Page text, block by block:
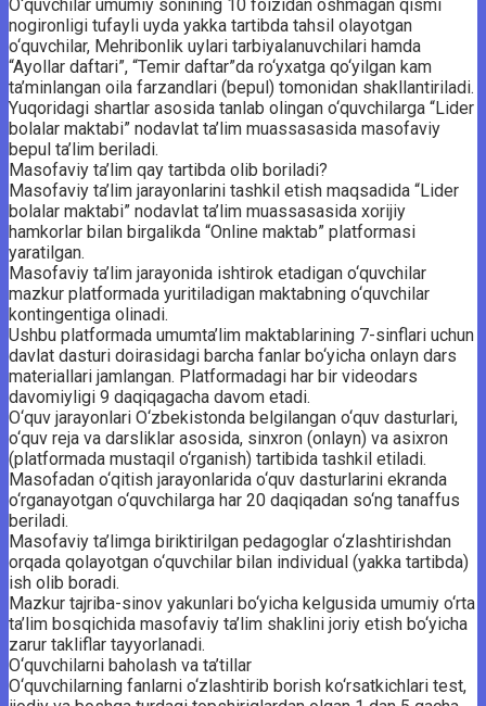
O‘quvchilar umumiy sonining 10 foizidan oshmagan qismi
nogironligi tufayli uyda yakka tartibda tahsil olayotgan
o‘quvchilar, Mehribonlik uylari tarbiyalanuvchilari hamda
“Ayollar daftari”, “Temir daftar”da ro‘yxatga qo‘yilgan kam
ta’minlangan oila farzandlari (bepul) tomonidan shakllantiriladi.
Yuqoridagi shartlar asosida tanlab olingan o‘quvchilarga “Lider
bolalar maktabi” nodavlat ta’lim muassasasida masofaviy
bepul ta’lim beriladi.
Masofaviy ta’lim qay tartibda olib boriladi?
Masofaviy ta’lim jarayonlarini tashkil etish maqsadida “Lider
bolalar maktabi” nodavlat ta’lim muassasasida xorijiy
hamkorlar bilan birgalikda “Online maktab” platformasi
yaratilgan.
Masofaviy ta’lim jarayonida ishtirok etadigan o‘quvchilar
mazkur platformada yuritiladigan maktabning o‘quvchilar
kontingentiga olinadi.
Ushbu platformada umumta’lim maktablarining 7-sinflari uchun
davlat dasturi doirasidagi barcha fanlar bo‘yicha onlayn dars
materiallari jamlangan. Platformadagi har bir videodars
davomiyligi 9 daqiqagacha davom etadi.
O‘quv jarayonlari O‘zbekistonda belgilangan o‘quv dasturlari,
o‘quv reja va darsliklar asosida, sinxron (onlayn) va asixron
(platformada mustaqil o‘rganish) tartibida tashkil etiladi.
Masofadan o‘qitish jarayonlarida o‘quv dasturlarini ekranda
o‘rganayotgan o‘quvchilarga har 20 daqiqadan so‘ng tanaffus
beriladi.
Masofaviy ta’limga biriktirilgan pedagoglar o‘zlashtirishdan
orqada qolayotgan o‘quvchilar bilan individual (yakka tartibda)
ish olib boradi.
Mazkur tajriba-sinov yakunlari bo‘yicha kelgusida umumiy o‘rta
ta’lim bosqichida masofaviy ta’lim shaklini joriy etish bo‘yicha
zarur takliflar tayyorlanadi.
O‘quvchilarni baholash va ta’tillar
O‘quvchilarning fanlarni o‘zlashtirib borish ko‘rsatkichlari test,